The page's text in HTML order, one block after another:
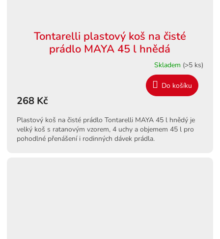
Tontarelli plastový koš na čisté
prádlo MAYA 45 l hnědá
Skladem (>5 ks)
268 Kč
Do košíku
Plastový koš na čisté prádlo Tontarelli MAYA 45 l hnědý je
velký koš s ratanovým vzorem, 4 uchy a objemem 45 l pro
pohodlné přenášení i rodinných dávek prádla.